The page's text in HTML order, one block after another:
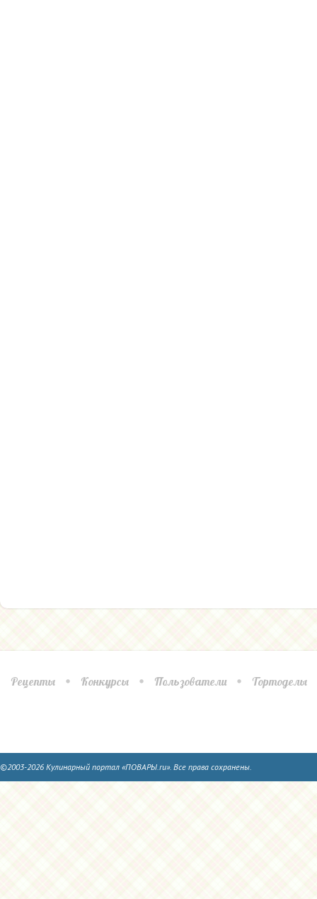
Рецепты Конкурсы Пользователи Тортоделы
©2003-2026 Кулинарный портал «ПОВАРЫ.ru». Все права сохранены.